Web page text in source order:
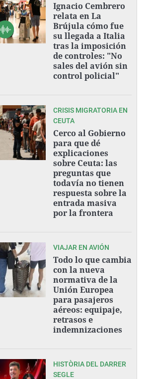
Ignacio Cembrero
relata en La
Brújula cómo fue
su llegada a Italia
tras la imposición
de controles: "No
sales del avión sin
control policial"
CRISIS MIGRATORIA EN
CEUTA
Cerco al Gobierno
para que dé
explicaciones
sobre Ceuta: las
preguntas que
todavía no tienen
respuesta sobre la
entrada masiva
por la frontera
VIAJAR EN AVIÓN
Todo lo que cambia
con la nueva
normativa de la
Unión Europea
para pasajeros
aéreos: equipaje,
retrasos e
indemnizaciones
HISTÒRIA DEL DARRER
SEGLE